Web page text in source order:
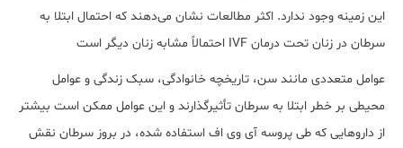
این زمینه وجود ندارد. اکثر مطالعات نشان می‌دهند که احتمال ابتلا به
سرطان در زنان تحت درمان IVF احتمالاً مشابه زنان دیگر است
عوامل متعددی مانند سن، تاریخچه خانوادگی، سبک زندگی و عوامل
محیطی بر خطر ابتلا به سرطان تأثیرگذارند و این عوامل ممکن است بیش‎تر
از داروهایی که طی پروسه آی وی اف استفاده شده، در بروز سرطان نقش